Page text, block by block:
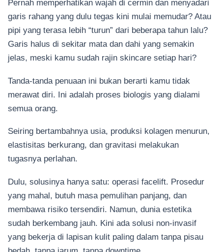
Pernah memperhatikan wajah di cermin dan menyadari
garis rahang yang dulu tegas kini mulai memudar? Atau
pipi yang terasa lebih “turun” dari beberapa tahun lalu?
Garis halus di sekitar mata dan dahi yang semakin
jelas, meski kamu sudah rajin skincare setiap hari?
Tanda-tanda penuaan ini bukan berarti kamu tidak
merawat diri. Ini adalah proses biologis yang dialami
semua orang.
Seiring bertambahnya usia, produksi kolagen menurun,
elastisitas berkurang, dan gravitasi melakukan
tugasnya perlahan.
Dulu, solusinya hanya satu: operasi facelift. Prosedur
yang mahal, butuh masa pemulihan panjang, dan
membawa risiko tersendiri. Namun, dunia estetika
sudah berkembang jauh. Kini ada solusi non-invasif
yang bekerja di lapisan kulit paling dalam tanpa pisau